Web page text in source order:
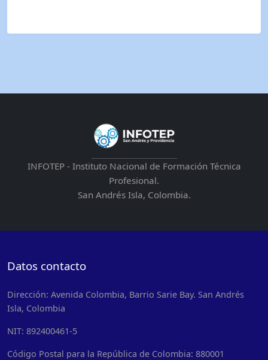
INFOTEP - Instituto Nacional de Formación Técnica
Profesional.
San Andrés Isla, Colombia.
Datos contacto
Dirección: Avenida Colombia, Barrio Sarie Bay. San Andrés
Isla, Colombia
NIT: 892400461-5
Código Postal para la República de Colombia: 880001